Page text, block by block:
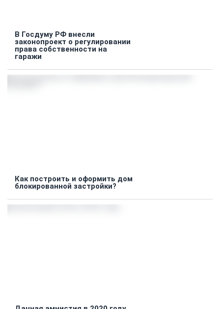
В Госдуму РФ внесли
законопроект о регулировании
права собственности на
гаражи
Как построить и оформить дом
блокированной застройки?